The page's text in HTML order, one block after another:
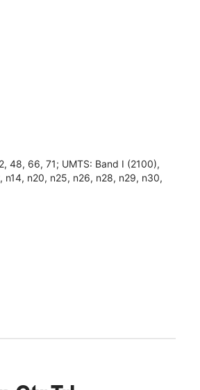
48, 66, 71; UMTS: Band I (2100),
n14, n20, n25, n26, n28, n29, n30,